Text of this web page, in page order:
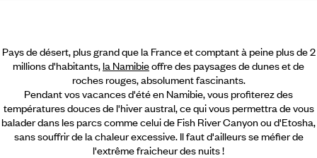
Pays de désert, plus grand que la France et comptant à peine plus de 2
millions d'habitants,la Namibieoffre des paysages de dunes et de
roches rouges, absolument fascinants.
Pendant vos vacances d'été en Namibie, vous profiterez des
températures douces de l'hiver austral, ce qui vous permettra de vous
balader dans les parcs comme celui de Fish River Canyon ou d'Etosha,
sans souffrir de la chaleur excessive. Il faut d'ailleurs se méfier de
l'extrême fraicheur des nuits !